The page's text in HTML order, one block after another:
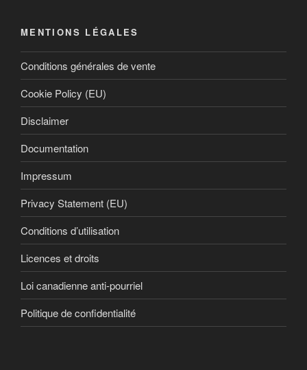
MENTIONS LÉGALES
Conditions générales de vente
Cookie Policy (EU)
Disclaimer
Documentation
Impressum
Privacy Statement (EU)
Conditions d’utilisation
Licences et droits
Loi canadienne anti-pourriel
Politique de confidentialité